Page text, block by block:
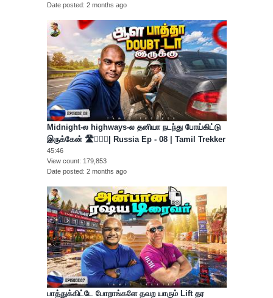
Date posted 2 months ago
Midnight-ல highways-ல தனியா நடந்து போய்கிட்டு
இருக்கேன் 🛣️🚶🏻‍♂️| Russia Ep - 08 | Tamil Trekker
45:46
View count
179,853
Date posted 2 months ago
பாத்துக்கிட்டே போறாங்களே தவற யாரும் Lift தர